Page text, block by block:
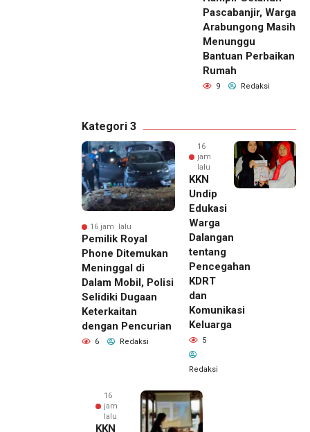
Pascabanjir, Warga
Arabungong Masih
Menunggu
Bantuan Perbaikan
Rumah
9 Redaksi
Kategori 3
16 jam lalu
Pemilik Royal
Phone Ditemukan
Meninggal di
Dalam Mobil, Polisi
Selidiki Dugaan
Keterkaitan
dengan Pencurian
6 Redaksi
16
jam
lalu
KKN
Undip
Edukasi
Warga
Dalangan
tentang
Pencegahan
KDRT
dan
Komunikasi
Keluarga
5
Redaksi
16
jam
lalu
KKN